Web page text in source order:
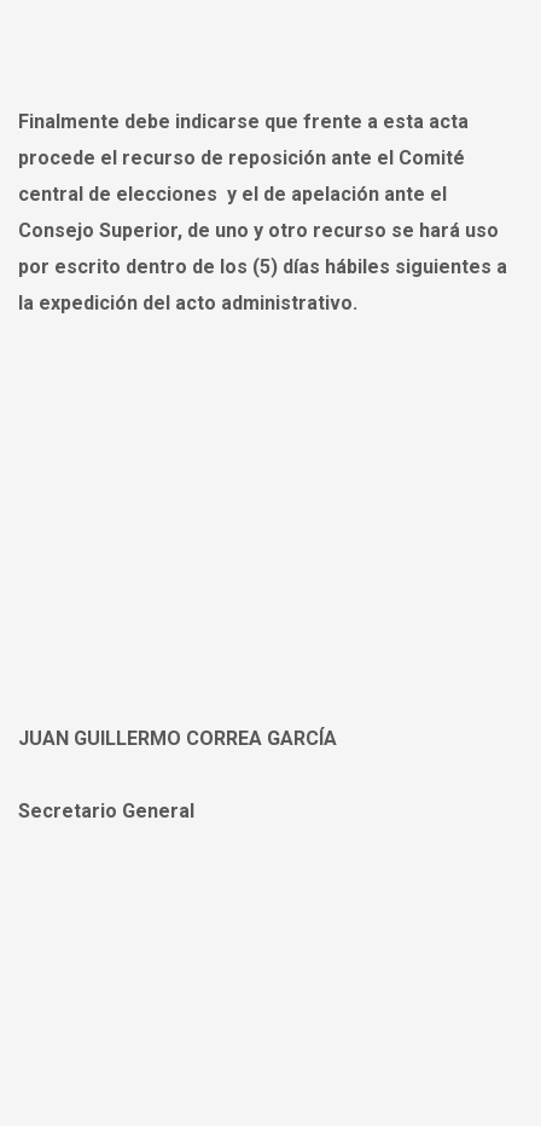
Finalmente debe indicarse que frente a esta acta
procede el recurso de reposición ante el Comité
central de elecciones y el de apelación ante el
Consejo Superior, de uno y otro recurso se hará uso
por escrito dentro de los (5) días hábiles siguientes a
la expedición del acto administrativo.
JUAN GUILLERMO CORREA GARCÍA
Secretario General